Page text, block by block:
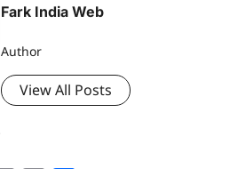
Fark India Web
Author
View All Posts